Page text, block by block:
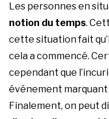
Les personnes en
notion du temps.
cette situation fait
cela a commencé.
cependant que
événement marquant
Finalement, on peut